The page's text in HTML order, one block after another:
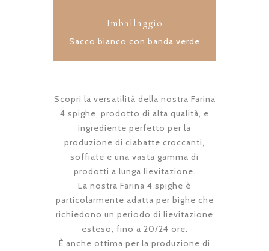
Imballaggio
Sacco bianco con banda verde
Scopri la versatilità della nostra Farina
4 spighe, prodotto di alta qualità, e
ingrediente perfetto per la
produzione di ciabatte croccanti,
soffiate e una vasta gamma di
prodotti a lunga lievitazione.
La nostra Farina 4 spighe è
particolarmente adatta per bighe che
richiedono un periodo di lievitazione
esteso, fino a 20/24 ore.
È anche ottima per la produzione di